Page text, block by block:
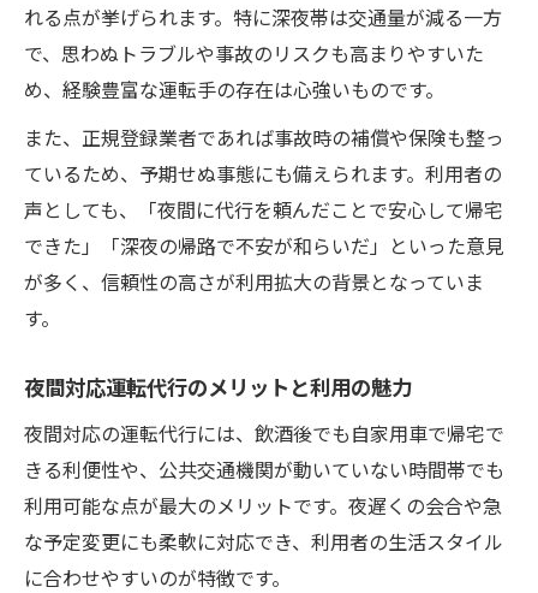
れる点が挙げられます。特に深夜帯は交通量が減る一方
で、思わぬトラブルや事故のリスクも高まりやすいた
め、経験豊富な運転手の存在は心強いものです。
また、正規登録業者であれば事故時の補償や保険も整っ
ているため、予期せぬ事態にも備えられます。利用者の
声としても、「夜間に代行を頼んだことで安心して帰宅
できた」「深夜の帰路で不安が和らいだ」といった意見
が多く、信頼性の高さが利用拡大の背景となっていま
す。
夜間対応運転代行のメリットと利用の魅力
夜間対応の運転代行には、飲酒後でも自家用車で帰宅で
きる利便性や、公共交通機関が動いていない時間帯でも
利用可能な点が最大のメリットです。夜遅くの会合や急
な予定変更にも柔軟に対応でき、利用者の生活スタイル
に合わせやすいのが特徴です。